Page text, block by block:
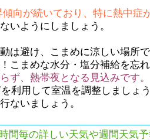
向が続いており、特に熱中症
いようにしましょう。
は避け、こまめに涼しい場所
こまめな水分・塩分補給を忘れ
ず、熱帯夜となる見込みです。
利用して室温を調整しましょ
ないましょう。
間毎の詳しい天気や週間天気予